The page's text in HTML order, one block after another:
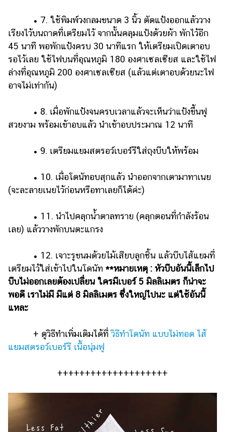
• 7. ใช้พิมพ์วงกลมขนาด 3 นิ้ว ตัดแป้งออกแล้ววาง
เรียงไว้บนถาดที่เตรียมไว้ จากนั้นคลุมแป้งด้วยผ้า พักไว้อีก
45 นาที พอพักแป้งครบ 30 นาทีแรก ให้เตรียมเปิดเตาอบ
รอไว้เลย ใช้ไฟบนที่อุณหภูมิ 180 องศาเซลเซียส และใช้ไฟ
ล่างที่อุณหภูมิ 200 องศาเซลเซียส (แล้วแต่เตาอบด้วยนะไฟ
อาจไม่เท่ากัน)
• 8. เมื่อพักแป้งจนครบเวลาแล้วจะเห็นว่าแป้งขึ้นฟู
สวยงาม พร้อมเข้าอบแล้ว นำเข้าอบประมาณ 12 นาที
• 9. เตรียมแยมสตรอว์เบอร์รีใส่ถุงบีบให้พร้อม
• 10. เมื่อโดนัทอบสุกแล้ว นำออกจากเตามาทาเนย
(จะละลายเนยไว้ก่อนหรือทาเลยก็ได้ค่ะ)
• 11. นำไปคลุกน้ำตาลทราย (คลุกตอนที่กำลังร้อน
เลย) แล้ววางพักบนตะแกรง
• 12. เจาะรูขนมด้วยไม้เสียบลูกชิ้น แล้วบีบไส้แยมที่
เตรียมไว้ใส่เข้าไปในโดนัท **หมายเหตุ : หัวบีบอันนี้เล็กไป
บีบไม่ออกเลยต้องเปลี่ยน ใครมีเบอร์ 5 มิลลิเมตร ก็น่าจะ
พอดี เราไม่มี มีแต่ 8 มิลลิเมตร ซึ่งใหญ่ไปนะ แต่ใช้อันนี้
แหละ
+ ดูวิธีทำเพิ่มเติมได้ที่วิธีทำโดนัท แบบไม่ทอด ไส้
แยมสตรอว์เบอร์รี เนื้อนุ่มฟู
++++++++++++++++++++